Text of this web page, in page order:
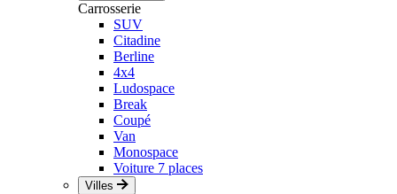
Carrosserie
SUV
Citadine
Berline
4x4
Ludospace
Break
Coupé
Van
Monospace
Voiture 7 places
Villes